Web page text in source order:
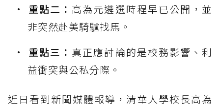
重點二： 高為元遴選時程早已公開，並
非突然赴美騎驢找馬。
重點三： 真正應討論的是校務影響、利
益衝突與公私分際。
近日看到新聞媒體報導，清華大學校長高為